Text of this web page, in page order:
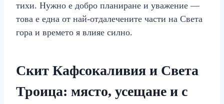
тихи. Нужно е добро планиране и уважение —
това е една от най-отдалечените части на Света
гора и времето я влияе силно.
Скит Кафсокаливия и Света
Троица: място, усещане и с